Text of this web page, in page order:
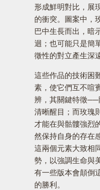
形成鮮明對比，展
的衝突。圖案中，
巴中生長而出，暗
迴；也可能只是簡
徵性的對立產生深
這些作品的技術困
素，使它們互不喧
辨，其關鍵特徵
清晰醒目；而玫瑰
才能在與骷髏強烈
然保持自身的存在
這兩個元素大致相
勢，以強調生命與
有一些版本會顛倒
的勝利。